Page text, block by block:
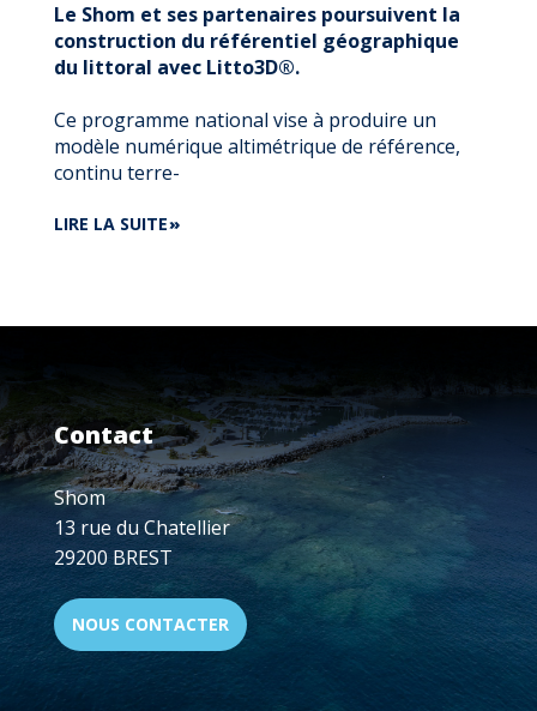
Le Shom et ses partenaires poursuivent la
construction du référentiel géographique
du littoral avec Litto3D®.
Ce programme national vise à produire un
modèle numérique altimétrique de référence,
continu terre-
LIRE LA SUITEDE
NOUVELLE-
AQUITAINE
DANS
LE
CADRE
PROJET
LITTO3D®
Contact
Shom
13 rue du Chatellier
29200 BREST
NOUS CONTACTER